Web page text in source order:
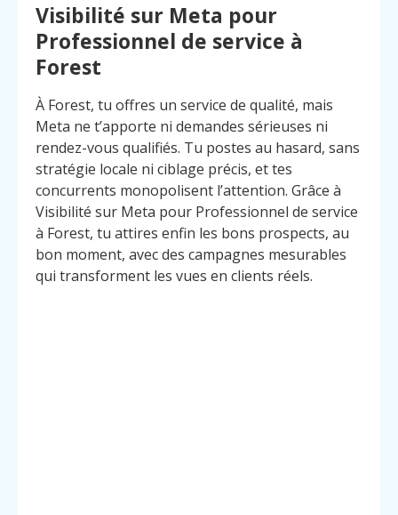
Visibilité sur Meta pour
Professionnel de service à
Forest
À Forest, tu offres un service de qualité, mais
Meta ne t’apporte ni demandes sérieuses ni
rendez-vous qualifiés. Tu postes au hasard, sans
stratégie locale ni ciblage précis, et tes
concurrents monopolisent l’attention. Grâce à
Visibilité sur Meta pour Professionnel de service
à Forest, tu attires enfin les bons prospects, au
bon moment, avec des campagnes mesurables
qui transforment les vues en clients réels.